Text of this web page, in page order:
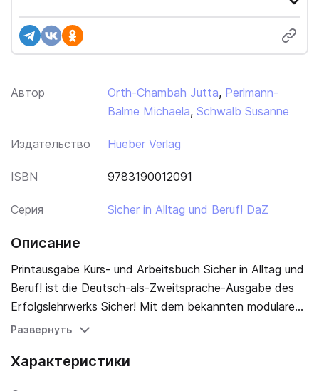
Автор Orth-Chambah Jutta, Perlmann-
Balme Michaela, Schwalb Susanne
Издательство Hueber Verlag
ISBN 9783190012091
Серия Sicher in Alltag und Beruf! DaZ
Описание
Printausgabe Kurs- und Arbeitsbuch Sicher in Alltag und
Beruf! ist die Deutsch-als-Zweitsprache-Ausgabe des
Erfolgslehrwerks Sicher! Mit dem bekannten modularen
Baukastensystem von Sicher! bietet das Lehrwerk
allgemeinsprachliche und berufssprachliche Kurse in
Развернуть
Характеристики